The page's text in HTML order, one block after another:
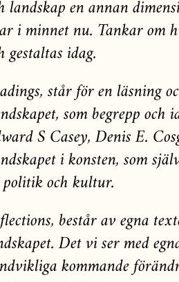
landskap en annan
i minnet nu. Tankar om
gestaltas idag.
står för en läsning
som begrepp och
S Casey, Denis E.
i konsten, som
politik och kultur.
består av egna
Det vi ser med
kommande